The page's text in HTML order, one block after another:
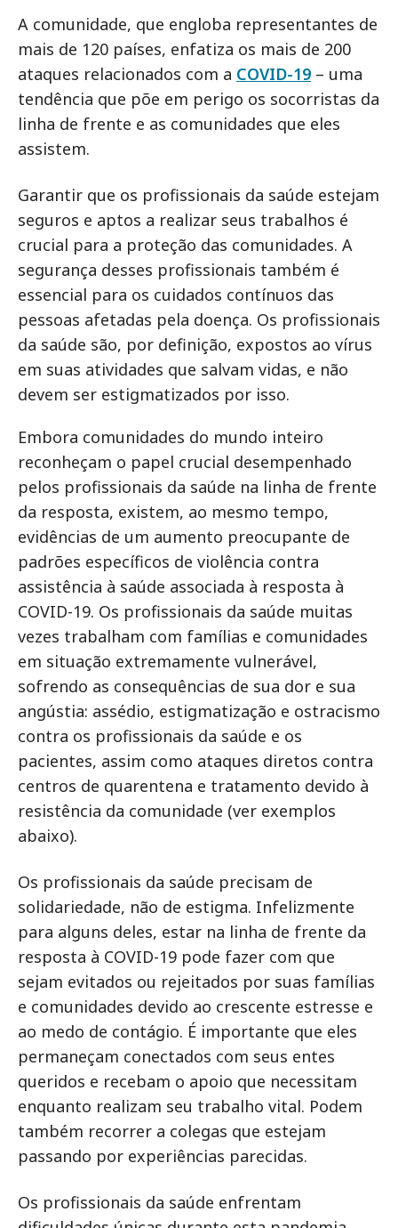
A comunidade, que engloba representantes de
mais de 120 países, enfatiza os mais de 200
ataques relacionados com a COVID-19 – uma
tendência que põe em perigo os socorristas da
linha de frente e as comunidades que eles
assistem.
Garantir que os profissionais da saúde estejam
seguros e aptos a realizar seus trabalhos é
crucial para a proteção das comunidades. A
segurança desses profissionais também é
essencial para os cuidados contínuos das
pessoas afetadas pela doença. Os profissionais
da saúde são, por definição, expostos ao vírus
em suas atividades que salvam vidas, e não
devem ser estigmatizados por isso.
Embora comunidades do mundo inteiro
reconheçam o papel crucial desempenhado
pelos profissionais da saúde na linha de frente
da resposta, existem, ao mesmo tempo,
evidências de um aumento preocupante de
padrões específicos de violência contra
assistência à saúde associada à resposta à
COVID-19. Os profissionais da saúde muitas
vezes trabalham com famílias e comunidades
em situação extremamente vulnerável,
sofrendo as consequências de sua dor e sua
angústia: assédio, estigmatização e ostracismo
contra os profissionais da saúde e os
pacientes, assim como ataques diretos contra
centros de quarentena e tratamento devido à
resistência da comunidade (ver exemplos
abaixo).
Os profissionais da saúde precisam de
solidariedade, não de estigma. Infelizmente
para alguns deles, estar na linha de frente da
resposta à COVID-19 pode fazer com que
sejam evitados ou rejeitados por suas famílias
e comunidades devido ao crescente estresse e
ao medo de contágio. É importante que eles
permaneçam conectados com seus entes
queridos e recebam o apoio que necessitam
enquanto realizam seu trabalho vital. Podem
também recorrer a colegas que estejam
passando por experiências parecidas.
Os profissionais da saúde enfrentam